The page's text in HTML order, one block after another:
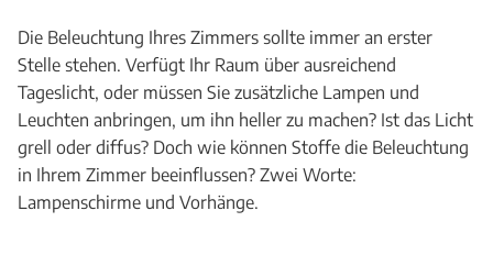
Die Beleuchtung Ihres Zimmers sollte immer an erster
Stelle stehen. Verfügt Ihr Raum über ausreichend
Tageslicht, oder müssen Sie zusätzliche Lampen und
Leuchten anbringen, um ihn heller zu machen? Ist das Licht
grell oder diffus? Doch wie können Stoffe die Beleuchtung
in Ihrem Zimmer beeinflussen? Zwei Worte:
Lampenschirme und Vorhänge.